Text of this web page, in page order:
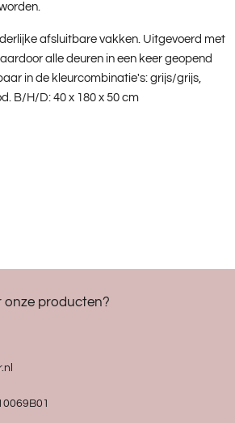
afsluitbare vakken. Uitgevoerd met
alle deuren in een keer geopend
in de kleurcombinatie's: grijs/grijs,
B/H/D: 40 x 180 x 50 cm
onze producten?